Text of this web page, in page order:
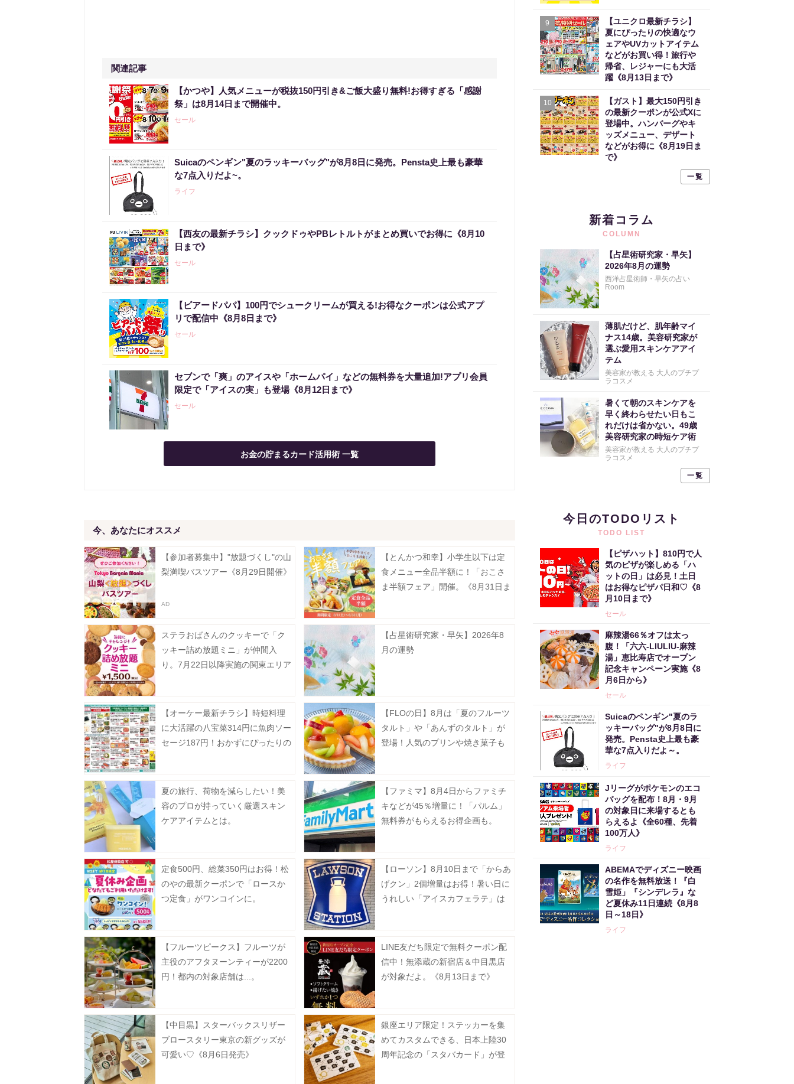
関連記事
【かつや】人気メニューが税抜150円引き&ご飯大盛り無料!お得すぎる「感謝
祭」は8月14日まで開催中。
セール
Suicaのペンギン"夏のラッキーバッグ"が8月8日に発売。Pensta史上最も豪華
な7点入りだよ~。
ライフ
【西友の最新チラシ】クックドゥやPBレトルトがまとめ買いでお得に《8月10
日まで》
セール
【ビアードパパ】100円でシュークリームが買える!お得なクーポンは公式アプ
リで配信中《8月8日まで》
セール
セブンで「爽」のアイスや「ホームパイ」などの無料券を大量追加!アプリ会員
限定で「アイスの実」も登場《8月12日まで》
セール
お金の貯まるカード活用術 一覧
今、あなたにオススメ
【参加者募集中】"放題づくし"の山
梨満喫バスツアー《8月29日開催》
【とんかつ和幸】小学生以下は定
食メニュー全品半額に！「おこさ
ま半額フェア」開催。《8月31日ま
ステラおばさんのクッキーで「ク
ッキー詰め放題ミニ」が仲間入
り。7月22日以降実施の関東エリア
【占星術研究家・早矢】2026年8
月の運勢
【オーケー最新チラシ】時短料理
に大活躍の八宝菜314円に魚肉ソー
セージ187円！おかずにぴったりの
【FLOの日】8月は「夏のフルーツ
タルト」や「あんずのタルト」が
登場！人気のプリンや焼き菓子も
夏の旅行、荷物を減らしたい！美
容のプロが持っていく厳選スキン
ケアアイテムとは。
【ファミマ】8月4日からファミチ
キなどが45％増量に！「パルム」
無料券がもらえるお得企画も。
定食500円、総菜350円はお得！松
のやの最新クーポンで「ロースか
つ定食」がワンコインに。
【ローソン】8月10日まで「からあ
げクン」2個増量はお得！暑い日に
うれしい「アイスカフェラテ」は
【フルーツピークス】フルーツが
主役のアフタヌーンティーが2200
円！都内の対象店舗は...。
LINE友だち限定で無料クーポン配
信中！無添蔵の新宿店＆中目黒店
が対象だよ。《8月13日まで》
【中目黒】スターバックスリザー
ブロースタリー東京の新グッズが
可愛い♡《8月6日発売》
銀座エリア限定！ステッカーを集
めてカスタムできる、日本上陸30
周年記念の「スタバカード」が登
9
【ユニクロ最新チラシ】
夏にぴったりの快適なウ
ェアやUVカットアイテム
などがお買い得！旅行や
帰省、レジャーにも大活
躍《8月13日まで》
10
【ガスト】最大150円引き
の最新クーポンが公式Xに
登場中。ハンバーグやキ
ッズメニュー、デザート
などがお得に《8月19日ま
で》
一覧
新着コラム
COLUMN
【占星術研究家・早矢】
2026年8月の運勢
西洋占星術師・早矢の占い
Room
薄肌だけど、肌年齢マイ
ナス14歳。美容研究家が
選ぶ愛用スキンケアアイ
テム
美容家が教える 大人のプチプ
ラコスメ
暑くて朝のスキンケアを
早く終わらせたい日もこ
れだけは省かない。49歳
美容研究家の時短ケア術
美容家が教える 大人のプチプ
ラコスメ
一覧
今日のTODOリスト
TODO LIST
【ピザハット】810円で人
気のピザが楽しめる「ハ
ットの日」は必見！土日
はお得なピザパ日和♡《8
月10日まで》
セール
麻辣湯66％オフは太っ
腹！「六六-LIULIU-麻辣
湯」恵比寿店でオープン
記念キャンペーン実施《8
月6日から》
セール
Suicaのペンギン"夏のラ
ッキーバッグ"が8月8日に
発売。Pensta史上最も豪
華な7点入りだよ～。
ライフ
Jリーグがポケモンのエコ
バッグを配布！8月・9月
の対象日に来場するとも
らえるよ《全60種、先着
100万人》
ライフ
ABEMAでディズニー映画
の名作を無料放送！『白
雪姫」『シンデレラ』な
ど夏休み11日連続《8月8
日～18日》
ライフ